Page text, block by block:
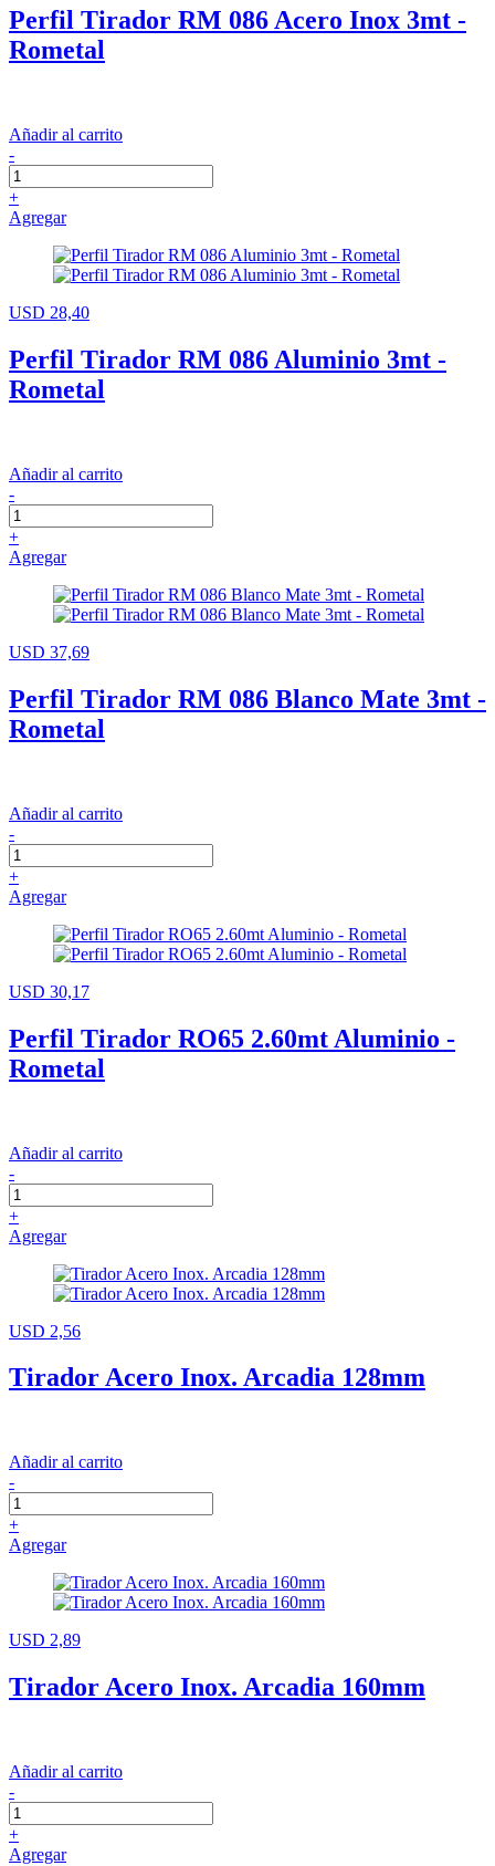
Perfil Tirador RM 086 Acero Inox 3mt -
Rometal
Añadir al carrito
-
+
Agregar
USD 28,40
Perfil Tirador RM 086 Aluminio 3mt -
Rometal
Añadir al carrito
-
+
Agregar
USD 37,69
Perfil Tirador RM 086 Blanco Mate 3mt -
Rometal
Añadir al carrito
-
+
Agregar
USD 30,17
Perfil Tirador RO65 2.60mt Aluminio -
Rometal
Añadir al carrito
-
+
Agregar
USD 2,56
Tirador Acero Inox. Arcadia 128mm
Añadir al carrito
-
+
Agregar
USD 2,89
Tirador Acero Inox. Arcadia 160mm
Añadir al carrito
-
+
Agregar